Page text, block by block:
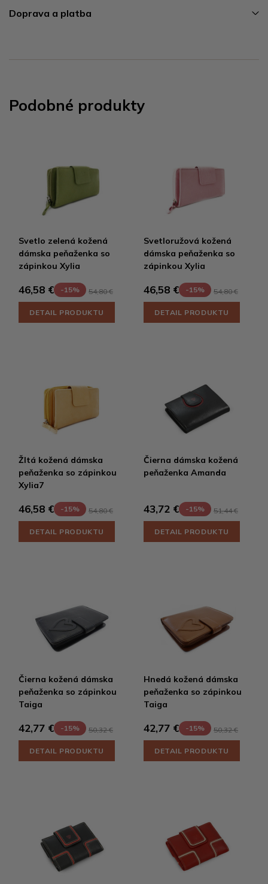
Doprava a platba
Podobné produkty
Svetlo zelená kožená
dámska peňaženka so
zápinkou Xylia
46,58 € -15% 54,80 €
DETAIL PRODUKTU
Svetloružová kožená
dámska peňaženka so
zápinkou Xylia
46,58 € -15% 54,80 €
DETAIL PRODUKTU
Žltá kožená dámska
peňaženka so zápinkou
Xylia7
46,58 € -15% 54,80 €
DETAIL PRODUKTU
Čierna dámska kožená
peňaženka Amanda
43,72 € -15% 51,44 €
DETAIL PRODUKTU
Čierna kožená dámska
peňaženka so zápinkou
Taiga
42,77 € -15% 50,32 €
DETAIL PRODUKTU
Hnedá kožená dámska
peňaženka so zápinkou
Taiga
42,77 € -15% 50,32 €
DETAIL PRODUKTU